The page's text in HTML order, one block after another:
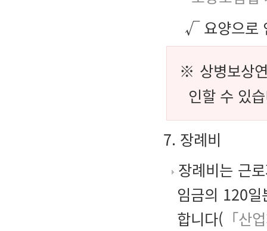
√ 요양으로
※ 상병보상
인할 수 있
7. 장례비
장례비는 근
임금의 120
합니다( 「산